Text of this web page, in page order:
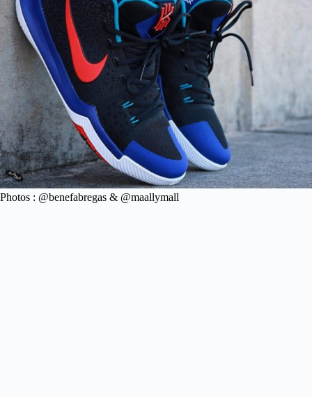
Photos : @benefabregas & @maallymall